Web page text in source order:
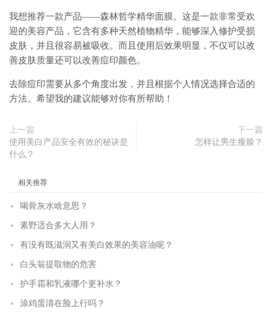
我想推荐一款产品——森林哲学精华面膜。这是一款非常受欢
迎的美容产品，它含有多种天然植物精华，能够深入修护受损
皮肤，并且很容易被吸收。而且使用后效果明显，不仅可以改
善皮肤质量还可以改善痘印颜色。
去除痘印需要从多个角度出发，并且根据个人情况选择合适的
方法。希望我的建议能够对你有所帮助！
上一篇
使用美白产品安全有效的秘诀是
什么？
下一篇
怎样让男生瘦脸？
相关推荐
喝骨灰水啥意思？
素野适合多大人用？
有没有既滋润又有美白效果的美容油呢？
白头翁提取物的危害
护手霜和乳液哪个更补水？
涂鸡蛋清在脸上行吗？